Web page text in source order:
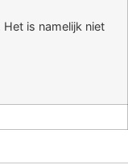
is namelijk niet